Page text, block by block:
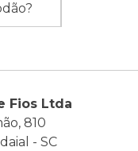
Fios Ltda
810
- SC